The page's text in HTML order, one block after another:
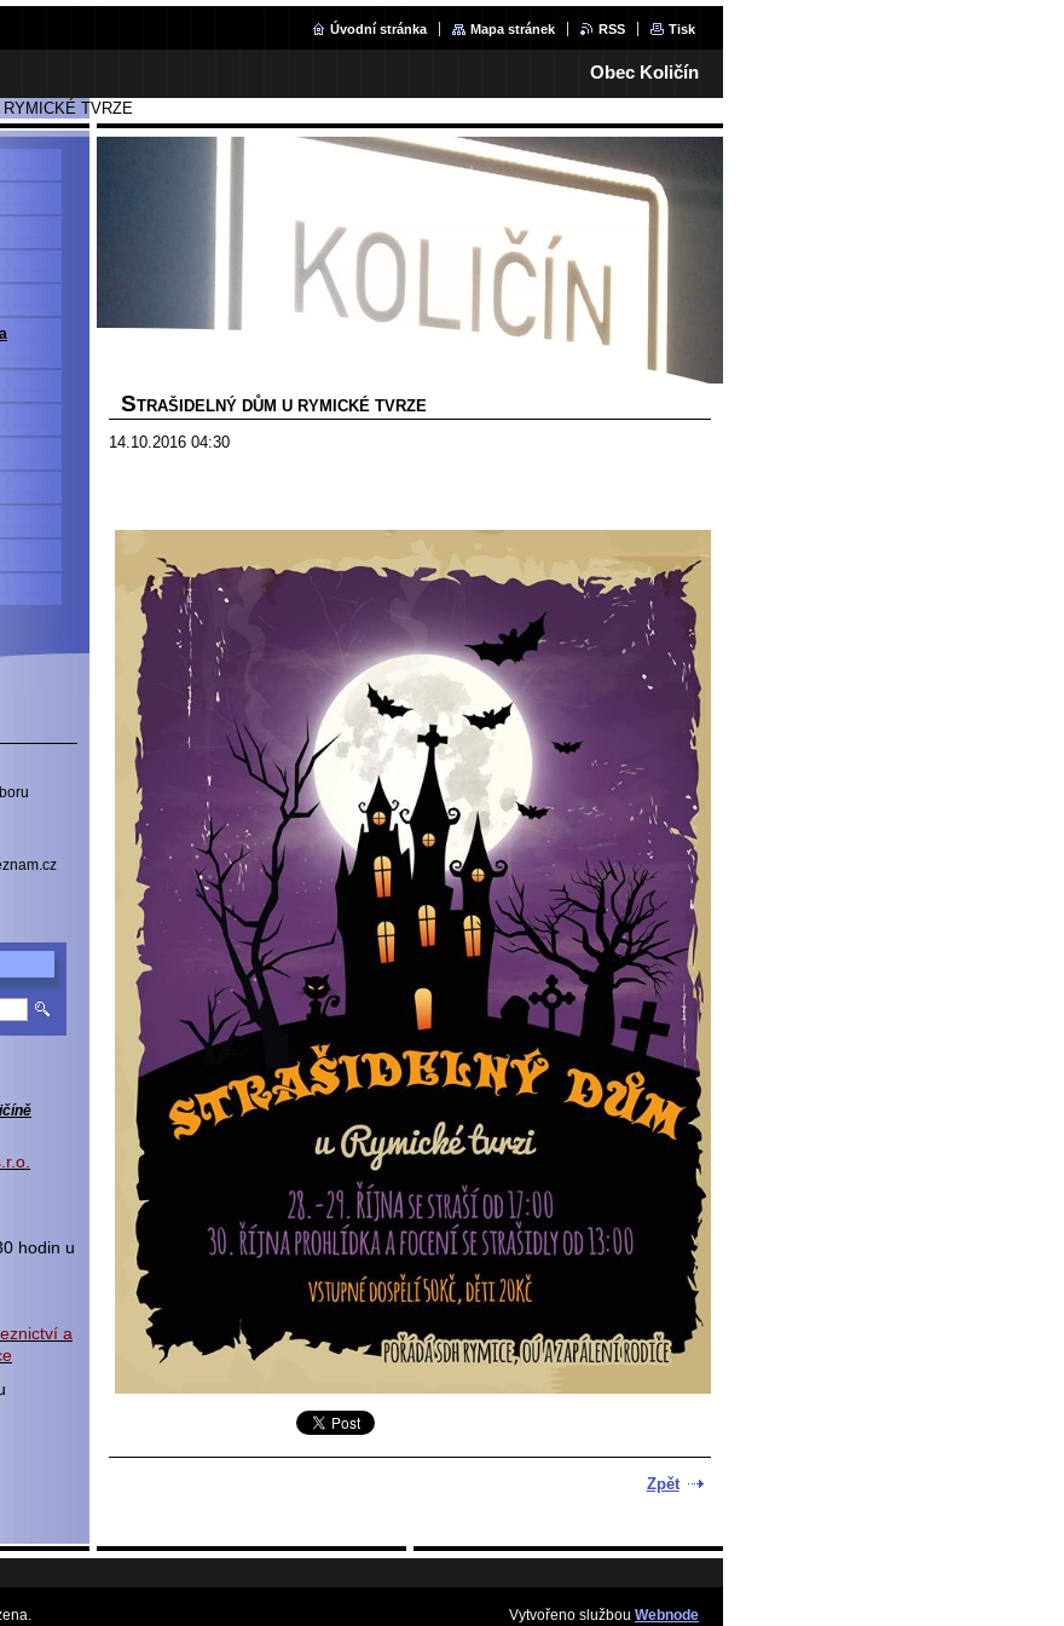
Úvodní stránka Mapa stránek RSS Tisk
Obec Količín
TVRZE
STRAŠIDELNÝ DŮM U RYMICKÉ TVRZE
14.10.2016 04:30
Zpět
hodin u
a
Vytvořeno službou Webnode